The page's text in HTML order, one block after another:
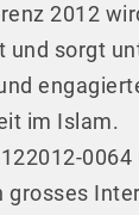
2012
und sorgt
im Islam.
0064
grosses